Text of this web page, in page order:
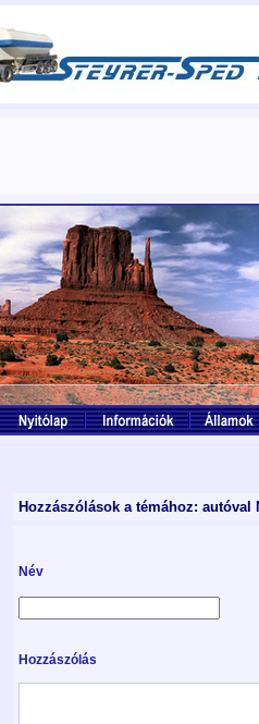
Hozzászólások a témához: autóval
Név
Hozzászólás